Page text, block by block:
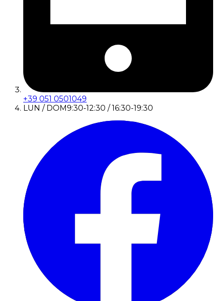
+39 051 0501049
LUN / DOM9:30-12:30 / 16:30-19:30